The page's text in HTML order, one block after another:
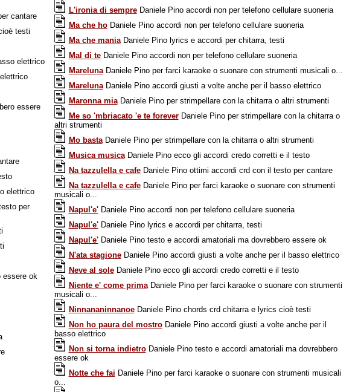
cantare
testi
elettrico
essere
elettrico
per
essere ok
L'ironia di sempreDaniele Pino accordi non per telefono cellulare suoneria
Ma che hoDaniele Pino accordi non per telefono cellulare suoneria
Ma che maniaDaniele Pino lyrics e accordi per chitarra, testi
Mal di teDaniele Pino accordi non per telefono cellulare suoneria
MarelunaDaniele Pino per farci karaoke o suonare con strumenti musicali o...
MarelunaDaniele Pino accordi giusti a volte anche per il basso elettrico
Maronna miaDaniele Pino per strimpellare con la chitarra o altri strumenti
Me so 'mbriacato 'e te foreverDaniele Pino per strimpellare con la chitarra o
altri strumenti
Mo bastaDaniele Pino per strimpellare con la chitarra o altri strumenti
Musica musicaDaniele Pino ecco gli accordi credo corretti e il testo
Na tazzulella e cafeDaniele Pino ottimi accordi crd con il testo per cantare
Na tazzulella e cafeDaniele Pino per farci karaoke o suonare con strumenti
musicali o...
Napul'e'Daniele Pino accordi non per telefono cellulare suoneria
Napul'e'Daniele Pino lyrics e accordi per chitarra, testi
Napul'e'Daniele Pino testo e accordi amatoriali ma dovrebbero essere ok
N'ata stagioneDaniele Pino accordi giusti a volte anche per il basso elettrico
Neve al soleDaniele Pino ecco gli accordi credo corretti e il testo
Niente e' come primaDaniele Pino per farci karaoke o suonare con strumenti
musicali o...
NinnananinnanoeDaniele Pino chords crd chitarra e lyrics cioè testi
Non ho paura del mostroDaniele Pino accordi giusti a volte anche per il
basso elettrico
Non si torna indietroDaniele Pino testo e accordi amatoriali ma dovrebbero
essere ok
Notte che fai Daniele Pino per farci karaoke o suonare con strumenti musicali
o...